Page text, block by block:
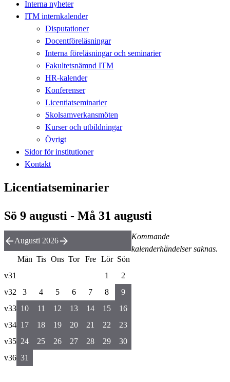
Interna nyheter
ITM internkalender
Disputationer
Docentföreläsningar
Interna föreläsningar och seminarier
Fakultetsnämnd ITM
HR-kalender
Konferenser
Licentiatseminarier
Skolsamverkansmöten
Kurser och utbildningar
Övrigt
Sidor för institutioner
Kontakt
Licentiatseminarier
Sö 9 augusti - Må 31 augusti
Kommande
kalenderhändelser saknas.
Augusti 2026
Mån Tis Ons Tor Fre Lör Sön
v31
1
2
v32
3 4 5 6 7 8
9
v33 10 11 12 13 14 15
16
v34 17 18 19 20 21 22
23
v35 24 25 26 27 28 29
30
v36 31